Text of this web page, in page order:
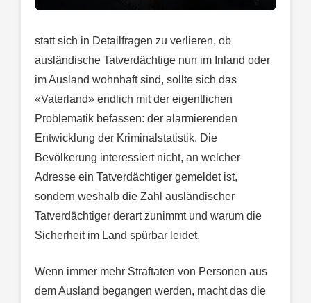
statt sich in Detailfragen zu verlieren, ob
ausländische Tatverdächtige nun im Inland oder
im Ausland wohnhaft sind, sollte sich das
«Vaterland» endlich mit der eigentlichen
Problematik befassen: der alarmierenden
Entwicklung der Kriminalstatistik. Die
Bevölkerung interessiert nicht, an welcher
Adresse ein Tatverdächtiger gemeldet ist,
sondern weshalb die Zahl ausländischer
Tatverdächtiger derart zunimmt und warum die
Sicherheit im Land spürbar leidet.
Wenn immer mehr Straftaten von Personen aus
dem Ausland begangen werden, macht das die